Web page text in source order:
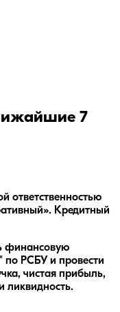
7
ответственностью
Кредитный
финансовую
по РСБУ и провести
чистая прибыль,
ликвидность.